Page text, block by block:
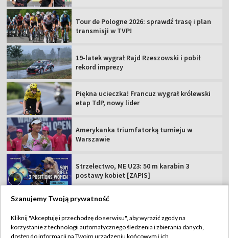
Tour de Pologne 2026: sprawdź trasę i plan
transmisji w TVP!
19-latek wygrał Rajd Rzeszowski i pobił
rekord imprezy
Piękna ucieczka! Francuz wygrał królewski
etap TdP, nowy lider
Amerykanka triumfatorką turnieju w
Warszawie
Strzelectwo, ME U23: 50 m karabin 3
postawy kobiet [ZAPIS]
TVP
Szanujemy Twoją prywatność
Kliknij "Akceptuję i przechodzę do serwisu", aby wyrazić zgody na
korzystanie z technologii automatycznego śledzenia i zbierania danych,
dostęp do informacji na Twoim urządzeniu końcowym i ich